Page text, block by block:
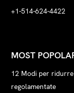
+1-514-624-4422
MOST
12 Modi per
regolamentate